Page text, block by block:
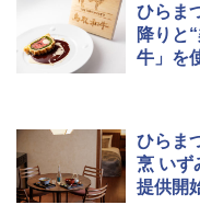
￥
￥
ク
￥
ひらま
降りと
牛」を
ひらま
烹 いず
提供開